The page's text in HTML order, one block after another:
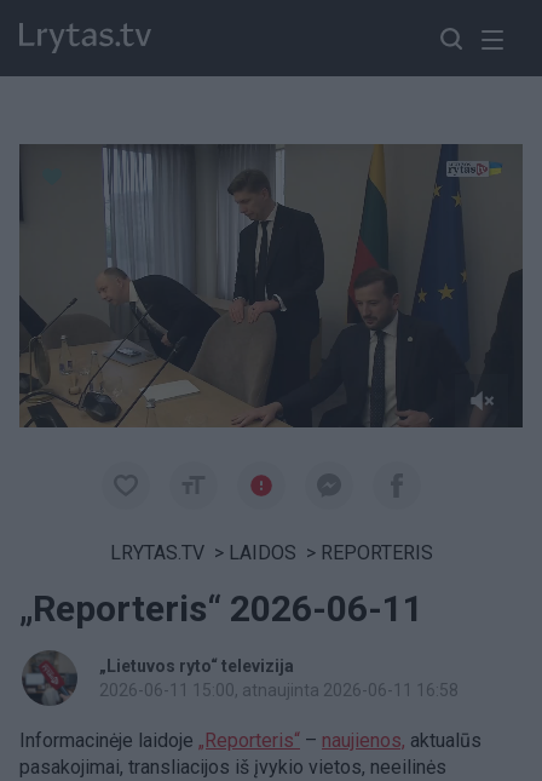
Paremkite Ukrainą
LRYTAS.TV > LAIDOS > REPORTERIS
„Reporteris“ 2026-06-11
„Lietuvos ryto“ televizija
2026-06-11 15:00, atnaujinta 2026-06-11 16:58
Informacinėje laidoje „Reporteris“ – naujienos, aktualūs
pasakojimai, transliacijos iš įvykio vietos, neeilinės